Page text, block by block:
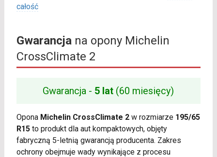
całość
Gwarancjana opony Michelin
CrossClimate 2
Gwarancja - 5 lat (60 miesięcy)
Opona Michelin CrossClimate 2w rozmiarze 195/65
R15to produkt dla aut kompaktowych, objęty
fabryczną 5-letnią gwarancją producenta. Zakres
ochrony obejmuje wady wynikające z procesu